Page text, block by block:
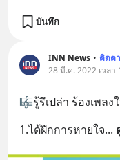
บันทึก
INN News • ติดต
28 มี.ค. 2022 เวลา
🎼รู้รึเปล่า ร้องเพล
1.ได้ฝึกการหายใจ...